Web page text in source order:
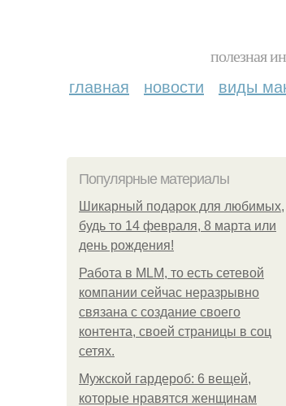
полезная
главная новости виды
Популярные материалы
Шикарный подарок для любимых,
будь то 14 февраля, 8 марта или
день рождения!
Работа в MLM, то есть сетевой
компании сейчас неразрывно
связана с создание своего
контента, своей страницы в соц
сетях.
Мужской гардероб: 6 вещей,
которые нравятся женщинам